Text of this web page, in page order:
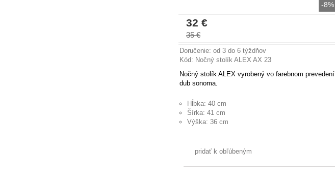
-8%
32 €
35 €
Doručenie: od 3 do 6 týždňov
Kód: Nočný stolík ALEX AX 23
Nočný stolík ALEX vyrobený vo farebnom prevedení
dub sonoma.
Hĺbka: 40 cm
Šírka: 41 cm
Výška: 36 cm
pridať k obľúbeným